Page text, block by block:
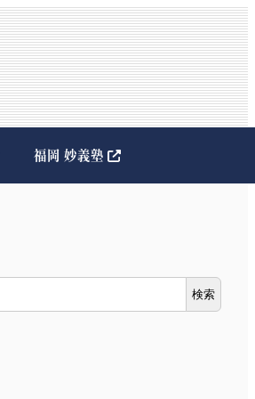
福岡 妙義塾
検索